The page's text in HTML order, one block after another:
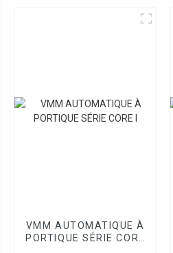
VMM AUTOMATIQUE À
PORTIQUE SÉRIE CORE